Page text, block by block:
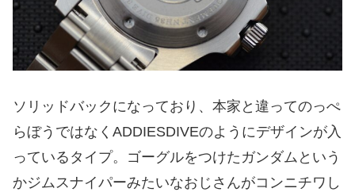
ソリッドバックになっており、本家と違ってのっぺ
らぼうではなくADDIESDIVEのようにデザインが入
っているタイプ。ゴーグルをつけたガンダムという
かジムスナイパーみたいなおじさんがコンニチワし